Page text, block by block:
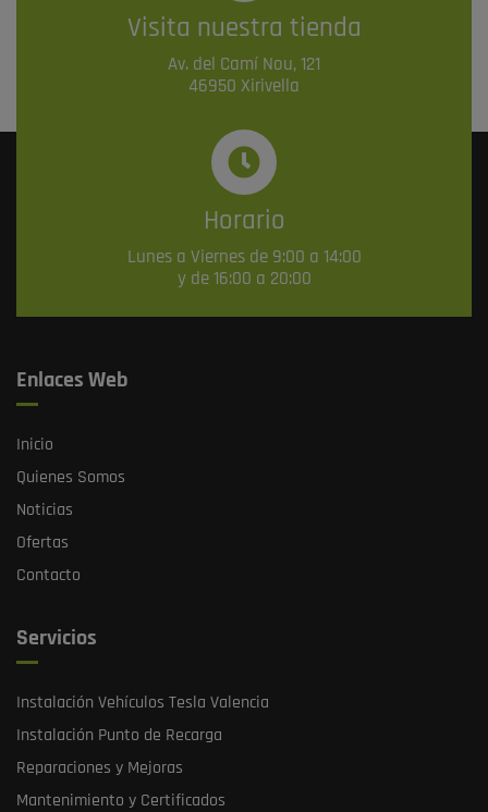
Visita nuestra tienda
Av. del Camí Nou, 121
46950 Xirivella
Horario
Lunes a Viernes de 9:00 a 14:00
y de 16:00 a 20:00
Enlaces Web
Inicio
Quienes Somos
Noticias
Ofertas
Contacto
Servicios
Instalación Vehículos Tesla Valencia
Instalación Punto de Recarga
Reparaciones y Mejoras
Mantenimiento y Certificados